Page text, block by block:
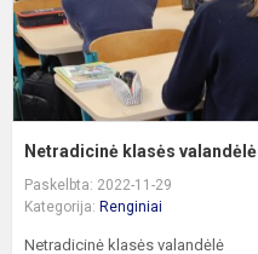
Netradicinė klasės valandėlė
Paskelbta: 2022-11-29
Kategorija: Renginiai
Netradicinė klasės valandėlė